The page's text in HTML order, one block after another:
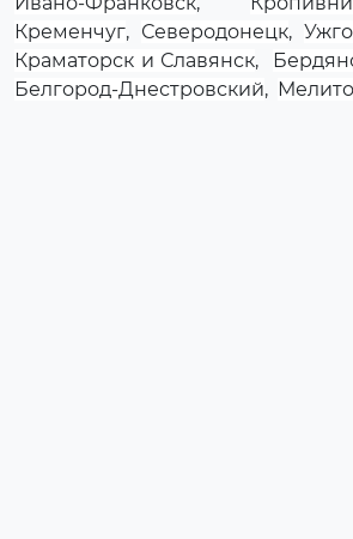
Кременчуг, Северодонецк,
Краматорск и Славянск,
Белгород-Днестровский,